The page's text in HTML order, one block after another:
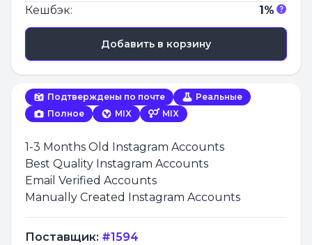
Подтверждены по почте
Реальные
Полное
MIX MIX
1-3 Months Old Instagram Accounts
Best Quality Instagram Accounts
Email Verified Accounts
Manually Created Instagram Accounts
Поставщик: #1594
Кешбэк:
1%
Добавить в корзину